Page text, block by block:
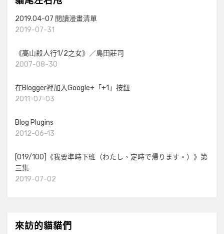
2019.04-07 閱讀漫畫清單
2019-07-31
《高山殺人行1/2之女》／島田莊司
2007-08-30
在Blogger裡加入Google+「+1」按鈕
2011-07-03
Blog Plugins
2012-06-13
[019/100]《我要準時下班（わたし、定時で帰ります。）》第
三集
2019-07-02
來訪的貓貓們